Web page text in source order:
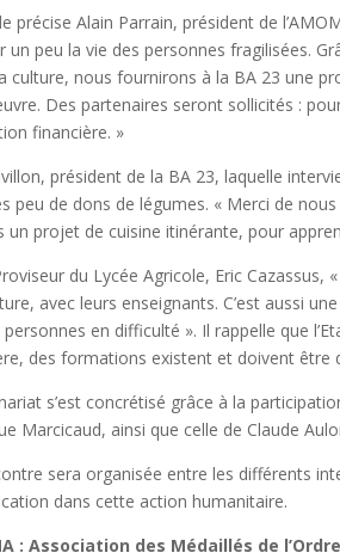
précise Alain Parrain, président de
un peu la vie des personnes fragilisées.
culture, nous fournirons à la BA 23 une
Des partenaires seront sollicités :
financière. »
président de la BA 23, laquelle
peu de dons de légumes. « Merci de
un projet de cuisine itinérante, pour
du Lycée Agricole, Eric Cazassus,
avec leurs enseignants. C’est aussi
en difficulté ». Il rappelle que
des formations existent et doivent être
s’est concrétisé grâce à la
Marcicaud, ainsi que celle de Claude
sera organisée entre les différents
dans cette action humanitaire.
: Association des Médaillés de